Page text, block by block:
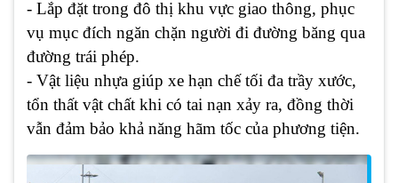
- Lắp đặt trong đô thị khu vực giao thông, phục
vụ mục đích ngăn chặn người đi đường băng qua
đường trái phép.
- Vật liệu nhựa giúp xe hạn chế tối đa trầy xước,
tổn thất vật chất khi có tai nạn xảy ra, đồng thời
vẫn đảm bảo khả năng hãm tốc của phương tiện.